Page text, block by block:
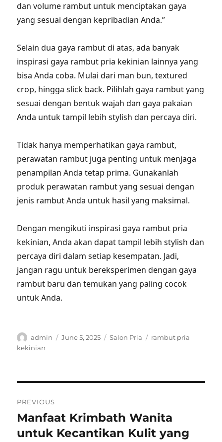
dan volume rambut untuk menciptakan gaya
yang sesuai dengan kepribadian Anda.”
Selain dua gaya rambut di atas, ada banyak
inspirasi gaya rambut pria kekinian lainnya yang
bisa Anda coba. Mulai dari man bun, textured
crop, hingga slick back. Pilihlah gaya rambut yang
sesuai dengan bentuk wajah dan gaya pakaian
Anda untuk tampil lebih stylish dan percaya diri.
Tidak hanya memperhatikan gaya rambut,
perawatan rambut juga penting untuk menjaga
penampilan Anda tetap prima. Gunakanlah
produk perawatan rambut yang sesuai dengan
jenis rambut Anda untuk hasil yang maksimal.
Dengan mengikuti inspirasi gaya rambut pria
kekinian, Anda akan dapat tampil lebih stylish dan
percaya diri dalam setiap kesempatan. Jadi,
jangan ragu untuk bereksperimen dengan gaya
rambut baru dan temukan yang paling cocok
untuk Anda.
Author
admin
Posted
June 5, 2025 Categories
Salon Pria Tags
rambut pria
kekinian
navigation
PREVIOUS
Previous
post:
Manfaat Krimbath Wanita
untuk Kecantikan Kulit yang